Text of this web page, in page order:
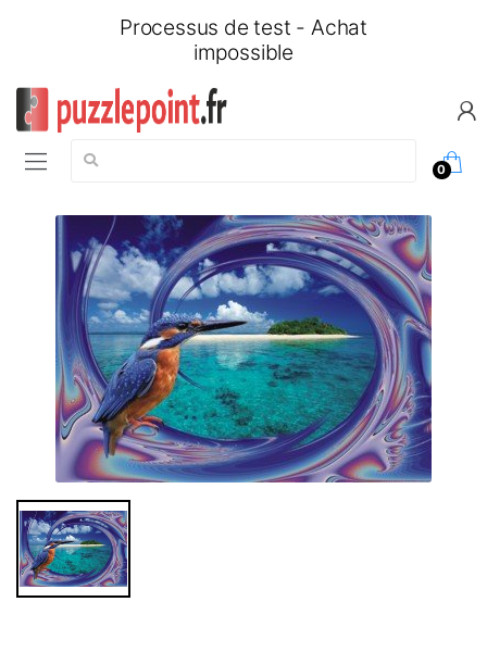
Processus de test - Achat
impossible
Chercher:
0